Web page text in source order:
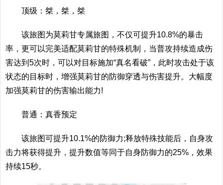
顶级：桀，桀，桀
该旅图为莫莉甘专属旅图，不仅可提升10.8%的暴击
率，更可以完美适配莫莉甘的特殊机制，当普攻持续造成伤
害达到5次时，可以对目标施加“真名看破”，此时攻击处于该
状态的目标时，增强莫莉甘的防御穿透与伤害提升。大幅度
加强莫莉甘的伤害输出能力!
普通：真香预定
该旅图可提升10.1%的防御力;释放特殊技能后，自身攻
击力将获得提升，提升数值等同于自身防御力的25%，效果
持续15秒。